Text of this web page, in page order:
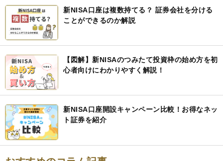
新NISA口座は複数持てる？ 証券会社を分ける
ことができるのか解説
【図解】新NISAのつみたて投資枠の始め方を初
心者向けにわかりやすく解説！
新NISA口座開設キャンペーン比較！お得なネッ
ト証券を紹介